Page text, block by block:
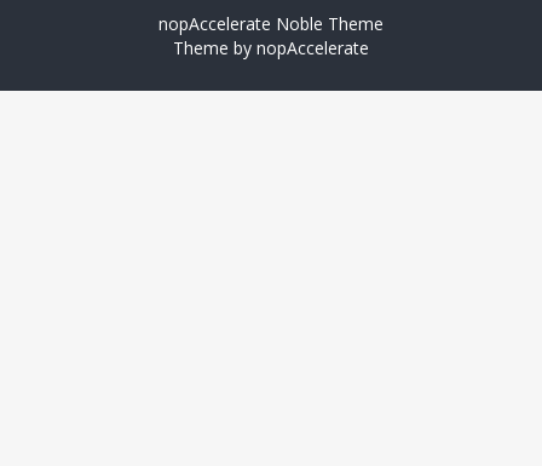
nopAccelerate Noble Theme
Theme by nopAccelerate